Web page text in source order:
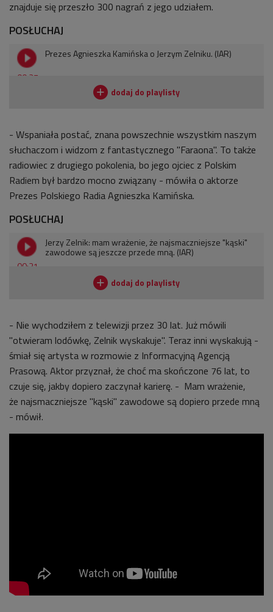
znajduje się przeszło 300 nagrań z jego udziałem.
POSŁUCHAJ
00:27
Prezes Agnieszka Kamińska o Jerzym Zelniku. (IAR)
- Wspaniała postać, znana powszechnie wszystkim naszym
słuchaczom i widzom z fantastycznego "Faraona". To także
radiowiec z drugiego pokolenia, bo jego ojciec z Polskim
Radiem był bardzo mocno związany - mówiła o aktorze
Prezes Polskiego Radia Agnieszka Kamińska.
POSŁUCHAJ
00:31
Jerzy Zelnik: mam wrażenie, że najsmaczniejsze "kąski"
zawodowe są jeszcze przede mną. (IAR)
- Nie wychodziłem z telewizji przez 30 lat. Już mówili
"otwieram lodówkę, Zelnik wyskakuje". Teraz inni wyskakują -
śmiał się artysta w rozmowie z Informacyjną Agencją
Prasową. Aktor przyznał, że choć ma skończone 76 lat, to
czuje się, jakby dopiero zaczynał karierę. - Mam wrażenie,
że najsmaczniejsze "kąski" zawodowe są dopiero przede mną
- mówił.